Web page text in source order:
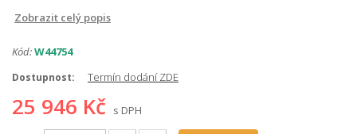
Zobrazit celý popis
Kód:W44754
Dostupnost: Termín dodání ZDE
25 946 Kč s DPH